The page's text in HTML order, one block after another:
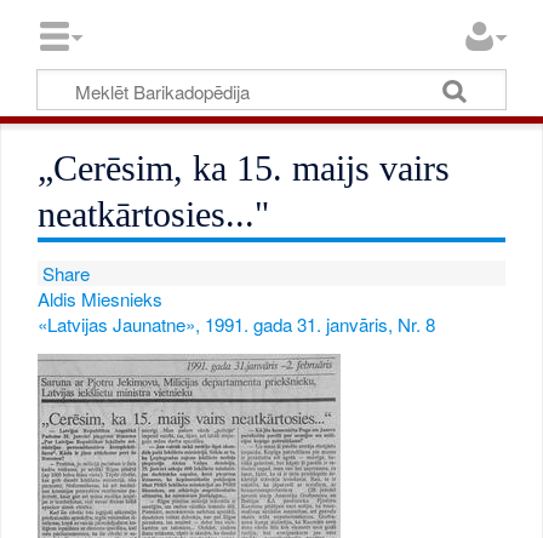
„Cerēsim, ka 15. maijs vairs
neatkārtosies..."
Share
Aldis Miesnieks
«Latvijas Jaunatne», 1991. gada 31. janvāris, Nr. 8